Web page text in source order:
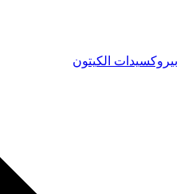
بيروكسيدات الكيتون